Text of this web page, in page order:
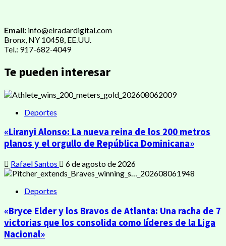
Email: info@elradardigital.com
Bronx, NY 10458, EE.UU.
Tel.: 917-682-4049
Te pueden interesar
Deportes
«Liranyi Alonso: La nueva reina de los 200 metros
planos y el orgullo de República Dominicana»
Rafael Santos 6 de agosto de 2026
Deportes
«Bryce Elder y los Bravos de Atlanta: Una racha de 7
victorias que los consolida como líderes de la Liga
Nacional»